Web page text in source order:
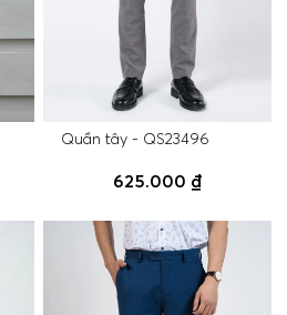
Quần tây - QS23496
625.000 ₫